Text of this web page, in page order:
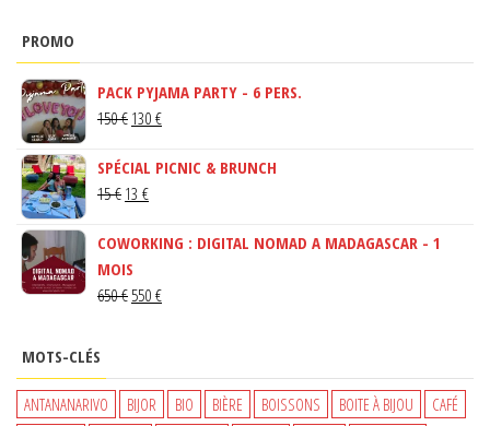
PROMO
PACK PYJAMA PARTY - 6 PERS.
150€ LE
INITIAL
ÉTAIT :
130 €LE
ACTUEL
SPÉCIAL PICNIC & BRUNCH
15€ LE
INITIAL
ÉTAIT :
15 €.
13 €LE
ACTUEL
13 €.
COWORKING : DIGITAL NOMAD A MADAGASCAR - 1
MOIS
650€ LE
ÉTAIT :
650 €.
550 €LE
EST :
550 €.
MOTS-CLÉS
ANTANANARIVO BIJOR BIO BIÈRE BOISSONS BOITE À BIJOU
CAFÉ